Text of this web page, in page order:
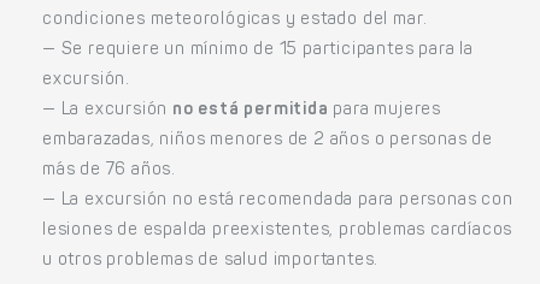
condiciones meteorológicas y estado del mar.
— Se requiere un mínimo de 15 participantes para la
excursión.
— La excursión no está permitida para mujeres
embarazadas, niños menores de 2 años o personas de
más de 76 años.
— La excursión no está recomendada para personas con
lesiones de espalda preexistentes, problemas cardíacos
u otros problemas de salud importantes.